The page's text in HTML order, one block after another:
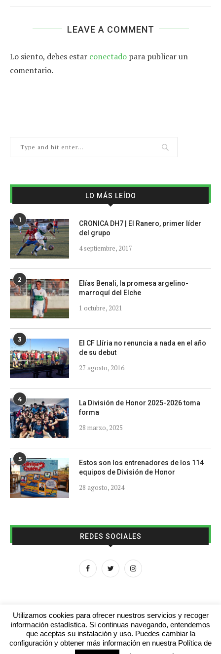
LEAVE A COMMENT
Lo siento, debes estar conectado para publicar un
comentario.
LO MÁS LEÍDO
1
CRONICA DH7 | El Ranero, primer líder
del grupo
4 septiembre, 2017
2
Elías Benali, la promesa argelino-
marroquí del Elche
1 octubre, 2021
3
El CF Llíria no renuncia a nada en el año
de su debut
27 agosto, 2016
4
La División de Honor 2025-2026 toma
forma
28 marzo, 2025
5
Estos son los entrenadores de los 114
equipos de División de Honor
28 agosto, 2024
REDES SOCIALES
Aviso legal Contacto Colabora con nosotros
Utilizamos cookies para ofrecer nuestros servicios y recoger
información estadística. Si continuas navegando, entendemos
que aceptas su instalación y uso. Puedes cambiar la
configuración y obtener más información en nuestra Política de